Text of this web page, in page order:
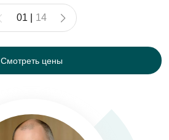
01 14
Смотреть цены